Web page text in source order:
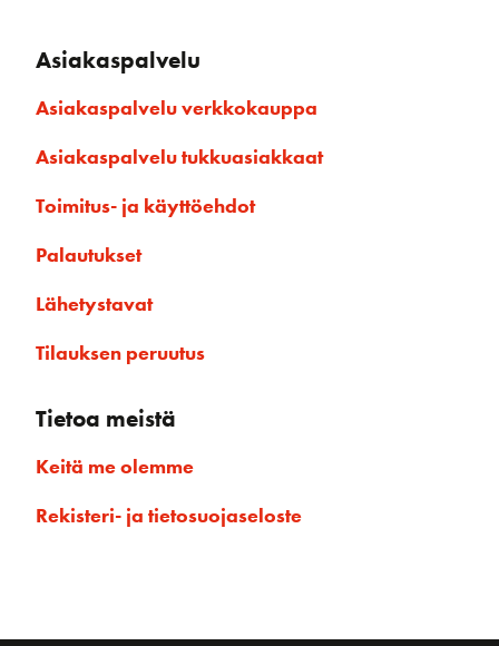
Asiakaspalvelu
Asiakaspalvelu verkkokauppa
Asiakaspalvelu tukkuasiakkaat
Toimitus- ja käyttöehdot
Palautukset
Lähetystavat
Tilauksen peruutus
Tietoa meistä
Keitä me olemme
Rekisteri- ja tietosuojaseloste